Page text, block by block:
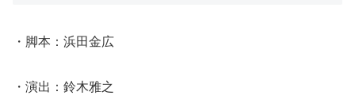
・脚本：浜田金広
・演出：鈴木雅之